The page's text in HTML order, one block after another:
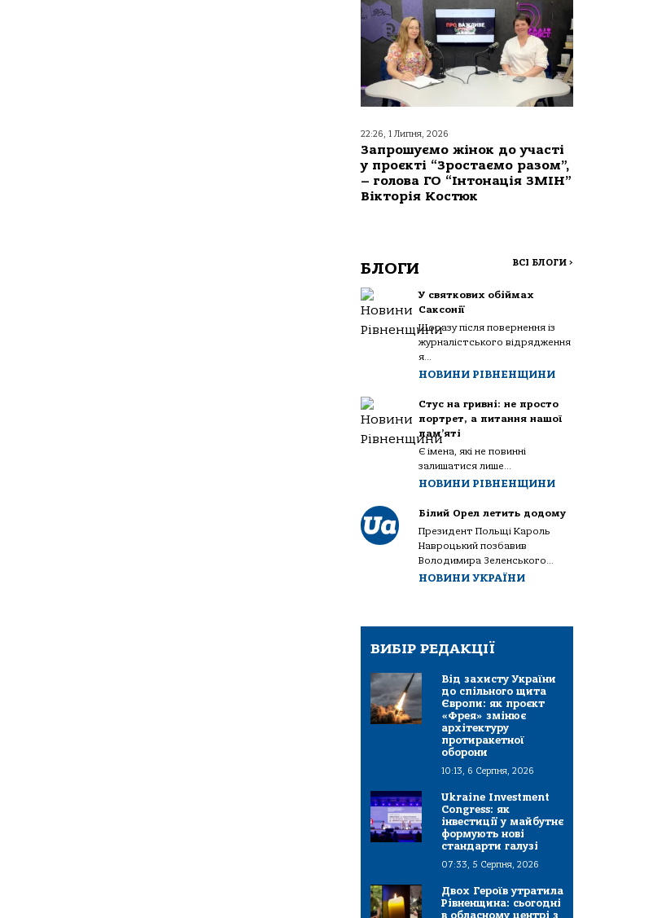
22:26, 1 Липня, 2026
Запрошуємо жінок до участі
у проєкті “Зростаємо разом”,
– голова ГО “Інтонація ЗМІН”
Вікторія Костюк
БЛОГИ ВСІ БЛОГИ >
У святкових обіймах
Саксонії
Щоразу після повернення із
журналістського відрядження
я...
НОВИНИ РІВНЕНЩИНИ
Стус на гривні: не просто
портрет, а питання нашої
пам’яті
Є імена, які не повинні
залишатися лише...
НОВИНИ РІВНЕНЩИНИ
Білий Орел летить додому
Президент Польщі Кароль
Навроцький позбавив
Володимира Зеленського...
НОВИНИ УКРАЇНИ
ВИБІР РЕДАКЦІЇ
Від захисту України
до спільного щита
Європи: як проєкт
«Фрея» змінює
архітектуру
протиракетної
оборони
10:13, 6 Серпня, 2026
Ukraine Investment
Congress: як
інвестиції у майбутнє
формують нові
стандарти галузі
07:33, 5 Серпня, 2026
Двох Героїв утратила
Рівненщина: сьогодні
в обласному центрі з